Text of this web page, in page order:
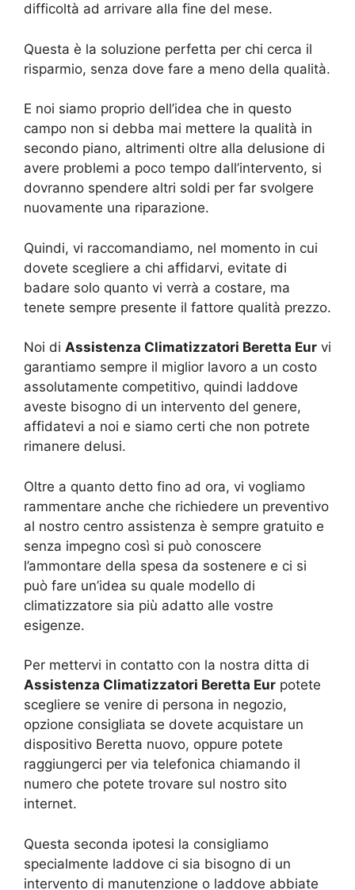
difficoltà ad arrivare alla fine del mese.
Questa è la soluzione perfetta per chi cerca il
risparmio, senza dove fare a meno della qualità.
E noi siamo proprio dell’idea che in questo
campo non si debba mai mettere la qualità in
secondo piano, altrimenti oltre alla delusione di
avere problemi a poco tempo dall’intervento, si
dovranno spendere altri soldi per far svolgere
nuovamente una riparazione.
Quindi, vi raccomandiamo, nel momento in cui
dovete scegliere a chi affidarvi, evitate di
badare solo quanto vi verrà a costare, ma
tenete sempre presente il fattore qualità prezzo.
Noi di Assistenza Climatizzatori Beretta Eur vi
garantiamo sempre il miglior lavoro a un costo
assolutamente competitivo, quindi laddove
aveste bisogno di un intervento del genere,
affidatevi a noi e siamo certi che non potrete
rimanere delusi.
Oltre a quanto detto fino ad ora, vi vogliamo
rammentare anche che richiedere un preventivo
al nostro centro assistenza è sempre gratuito e
senza impegno così si può conoscere
l’ammontare della spesa da sostenere e ci si
può fare un’idea su quale modello di
climatizzatore sia più adatto alle vostre
esigenze.
Per mettervi in contatto con la nostra ditta di
Assistenza Climatizzatori Beretta Eur potete
scegliere se venire di persona in negozio,
opzione consigliata se dovete acquistare un
dispositivo Beretta nuovo, oppure potete
raggiungerci per via telefonica chiamando il
numero che potete trovare sul nostro sito
internet.
Questa seconda ipotesi la consigliamo
specialmente laddove ci sia bisogno di un
intervento di manutenzione o laddove abbiate